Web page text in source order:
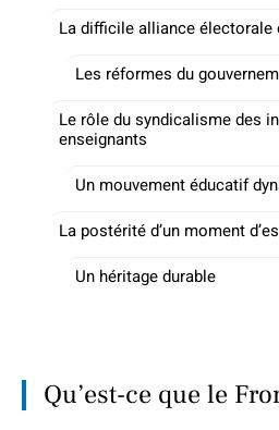
La difficile alliance
Les réformes du
Le rôle du syndicalisme des
enseignants
Un mouvement éducatif
La postérité d’un moment
Un héritage durable
Qu’est-ce que le